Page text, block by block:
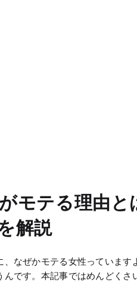
モテる理由と
解説
なぜかモテる女性っています
んです。本記事ではめんどくさ